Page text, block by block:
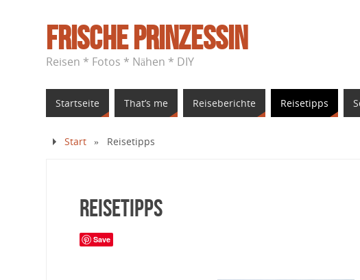
Frische Prinzessin
Reisen * Fotos * Nähen * DIY
Startseite That’s me Reiseberichte Reisetipps
Start » Reisetipps
Reisetipps
Save